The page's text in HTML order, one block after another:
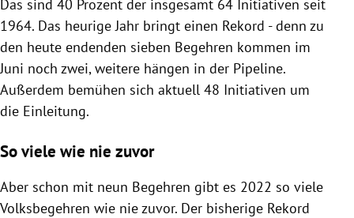
Das sind 40 Prozent der insgesamt 64 Initiativen seit
1964. Das heurige Jahr bringt einen Rekord - denn zu
den heute endenden sieben Begehren kommen im
Juni noch zwei, weitere hängen in der Pipeline.
Außerdem bemühen sich aktuell 48 Initiativen um
die Einleitung.
So viele wie nie zuvor
Aber schon mit neun Begehren gibt es 2022 so viele
Volksbegehren wie nie zuvor. Der bisherige Rekord